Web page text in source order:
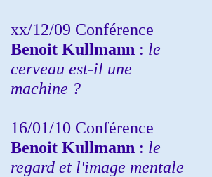
xx/12/09 Conférence
Benoit Kullmann : le
cerveau est-il une
machine ?
16/01/10 Conférence
Benoit Kullmann : le
regard et l'image mentale